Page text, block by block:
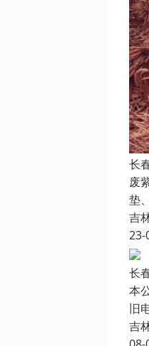
长
废
垫
吉
23-
长
本
旧
吉